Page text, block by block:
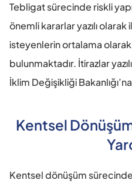
Tebligat sürecinde riskli
önemli kararlar yazılı
isteyenlerin ortalama
bulunmaktadır. İtirazlar
İklim Değişikliği
Kentsel
Kentsel dönüşüm